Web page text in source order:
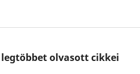
olvasott cikkei